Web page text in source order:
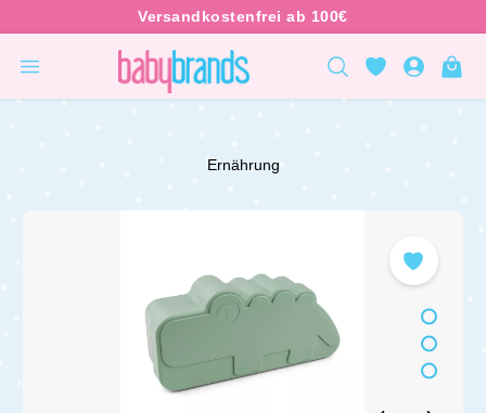
Ernährung